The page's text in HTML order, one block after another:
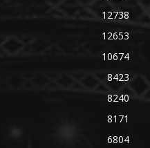
12738
12653
10674
8423
8240
8171
6804